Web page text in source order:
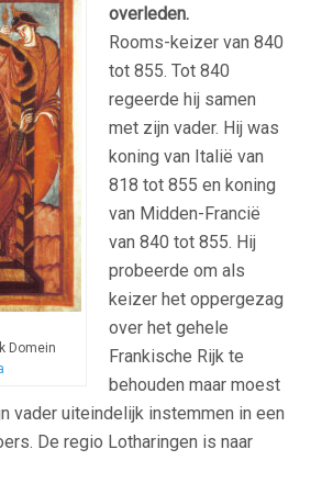
I
Domein
overleden.
Rooms-keizer van 840
tot 855. Tot 840
regeerde hij samen
met zijn vader. Hij was
koning van Italië van
818 tot 855 en koning
van Midden-Francië
van 840 tot 855. Hij
probeerde om als
keizer het oppergezag
over het gehele
Frankische Rijk te
behouden maar moest
vader uiteindelijk instemmen in een
De regio Lotharingen is naar